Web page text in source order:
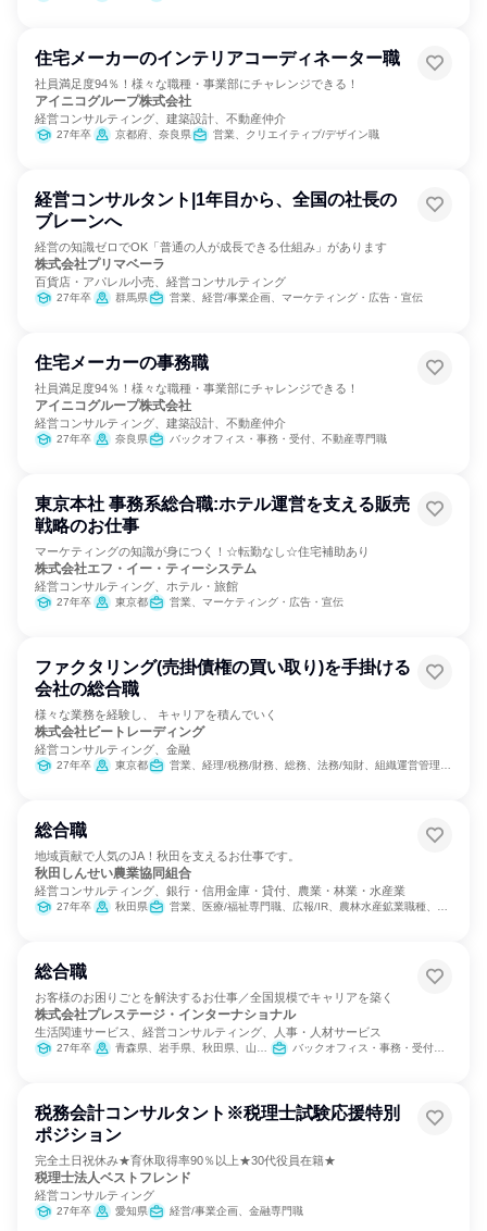
住宅メーカーのインテリアコーディネーター職
社員満足度94％！様々な職種・事業部にチャレンジできる！
アイニコグループ株式会社
経営コンサルティング、建築設計、不動産仲介
27年卒 京都府、奈良県 営業、クリエイティブ/デザイン職
経営コンサルタント|1年目から、全国の社長の
ブレーンへ
経営の知識ゼロでOK「普通の人が成長できる仕組み」があります
株式会社プリマベーラ
百貨店・アパレル小売、経営コンサルティング
27年卒 群馬県 営業、経営/事業企画、マーケティング・広告・宣伝
住宅メーカーの事務職
社員満足度94％！様々な職種・事業部にチャレンジできる！
アイニコグループ株式会社
経営コンサルティング、建築設計、不動産仲介
27年卒 奈良県 バックオフィス・事務・受付、不動産専門職
東京本社 事務系総合職:ホテル運営を支える販売
戦略のお仕事
マーケティングの知識が身につく！☆転勤なし☆住宅補助あり
株式会社エフ・イー・ティーシステム
経営コンサルティング、ホテル・旅館
27年卒 東京都 営業、マーケティング・広告・宣伝
ファクタリング(売掛債権の買い取り)を手掛ける
会社の総合職
様々な業務を経験し、 キャリアを積んでいく
株式会社ビートレーディング
経営コンサルティング、金融
27年卒 東京都 営業、経理/税務/財務、総務、法務/知財、組織運営管理・公務員・事務系職種、マーケティング・広告・宣伝、カスタマーサポート/コールセンター
総合職
地域貢献で人気のJA！秋田を支えるお仕事です。
秋田しんせい農業協同組合
経営コンサルティング、銀行・信用金庫・貸付、農業・林業・水産業
27年卒 秋田県 営業、医療/福祉専門職、広報/IR、農林水産鉱業職種、組織運営管理・公務員・事務系職種
総合職
お客様のお困りごとを解決するお仕事／全国規模でキャリアを築く
株式会社プレステージ・インターナショナル
生活関連サービス、経営コンサルティング、人事・人材サービス
27年卒 青森県、岩手県、秋田県、山形県、東京都、新潟県、富山県 バックオフィス・事務・受付、営業、人事、経理/税務/財務、総務、法務/知財、IT、広報/IR、組織運営管理・公務員・事務系職種、カスタマーサポート/コールセンター
税務会計コンサルタント※税理士試験応援特別
ポジション
完全土日祝休み★育休取得率90％以上★30代役員在籍★
税理士法人ベストフレンド
経営コンサルティング
27年卒 愛知県 経営/事業企画、金融専門職